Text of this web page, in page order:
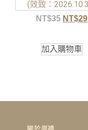
NT$35 NT$29
加入購物車